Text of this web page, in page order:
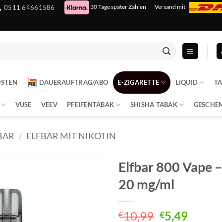
0511 64661586 30 Tage später Zahlen Versand mit
DAUERAUFTRAG/ABO E-ZIGARETTE LIQUID
VUSE VEEV PFEIFENTABAK SHISHA TABAK
/ ELFBAR MIT NIKOTIN
Elfbar 800 Vape
20 mg/ml
€10,99 €5,49